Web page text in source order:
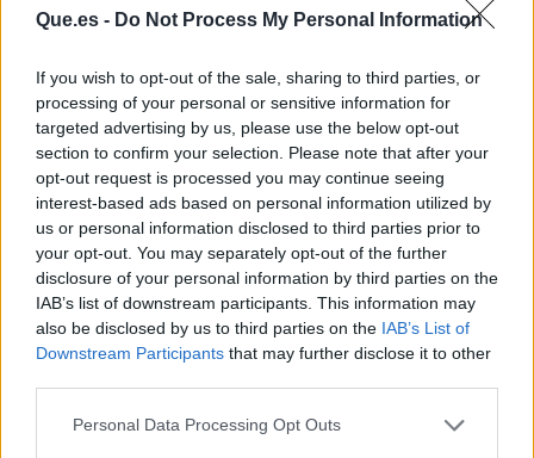
Que.es - Do Not Process My Personal Information
If you wish to opt-out of the sale, sharing to third parties, or
processing of your personal or sensitive information for
targeted advertising by us, please use the below opt-out
section to confirm your selection. Please note that after your
opt-out request is processed you may continue seeing
interest-based ads based on personal information utilized by
us or personal information disclosed to third parties prior to
your opt-out. You may separately opt-out of the further
disclosure of your personal information by third parties on the
IAB’s list of downstream participants. This information may
also be disclosed by us to third parties on the IAB’s List of
Downstream Participants that may further disclose it to other
Personal Data Processing Opt Outs
Publicidad